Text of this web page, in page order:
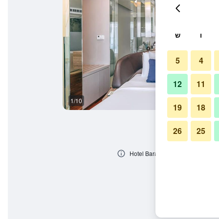
1/10
ו ש
4
5
11
12
18
19
25
26